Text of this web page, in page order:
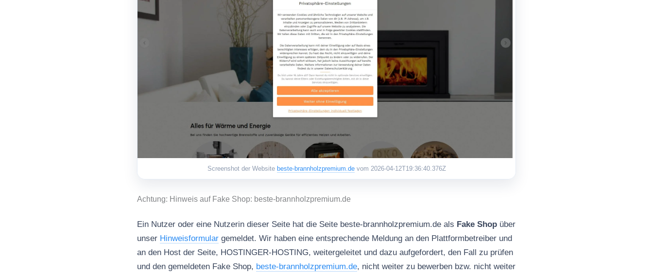
Screenshot der Website beste-brannholzpremium.devom 2026-04-12T19:36:40.376Z
Achtung: Hinweis auf Fake Shop: beste-brannholzpremium.de
Ein Nutzer oder eine Nutzerin dieser Seite hat die Seite beste-brannholzpremium.de als Fake Shop über
unser Hinweisformular gemeldet. Wir haben eine entsprechende Meldung an den Plattformbetreiber und
an den Host der Seite, HOSTINGER-HOSTING, weitergeleitet und dazu aufgefordert, den Fall zu prüfen
und den gemeldeten Fake Shop, beste-brannholzpremium.de, nicht weiter zu bewerben bzw. nicht weiter